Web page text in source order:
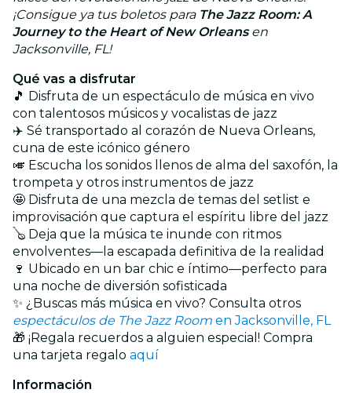
¡Consigue ya tus boletos para The Jazz Room: A
Journey to the Heart of New Orleansen
Jacksonville, FL!
Qué vas a disfrutar
🎵 Disfruta de un espectáculo de música en vivo
con talentosos músicos y vocalistas de jazz
✈️ Sé transportado al corazón de Nueva Orleans,
cuna de este icónico género
🎺 Escucha los sonidos llenos de alma del saxofón, la
trompeta y otros instrumentos de jazz
🤩 Disfruta de una mezcla de temas del setlist e
improvisación que captura el espíritu libre del jazz
🪕 Deja que la música te inunde con ritmos
envolventes—la escapada definitiva de la realidad
🍷 Ubicado en un bar chic e íntimo—perfecto para
una noche de diversión sofisticada
✨ ¿Buscas más música en vivo? Consulta otros
espectáculos de The Jazz Room en Jacksonville, FL
🎁 ¡Regala recuerdos a alguien especial! Compra
una tarjeta regalo aquí
Información